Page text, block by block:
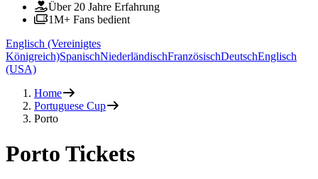
Über 20 Jahre Erfahrung
1M+ Fans bedient
Englisch (Vereinigtes
Königreich)SpanischNiederländischFranzösischDeutschEnglisch
(USA)
Home
Portuguese Cup
Porto
Porto Tickets